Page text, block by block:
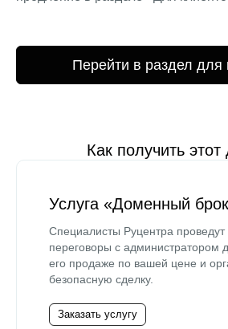
Перейти в раздел для
Как получить
Услуга «Доменный
Специалисты Руцентра проведут
переговоры с администратором
его продаже по вашей цене и
безопасную сделку.
Заказать услугу